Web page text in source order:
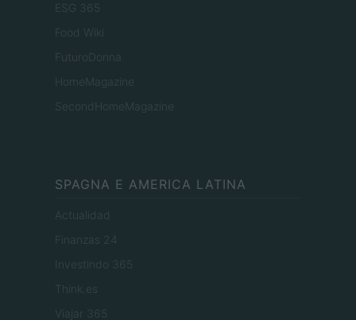
ESG 365
Food Wiki
FuturoDonna
HomeMagazine
SecondHomeMagazine
SPAGNA E AMERICA LATINA
Actualidad
Finanzas 24
Investindo 365
Think.es
Viajar 365